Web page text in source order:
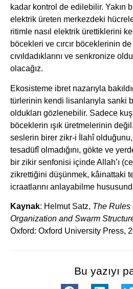
kadar kontrol de edilebilir. Yakın
elektrik üreten merkezdeki
ritimle nasıl elektrik ürettiklerini
böcekleri ve cırcır böceklerinin
cıvıldadıklarını ve senkronize
olacağız.
Ekosisteme ibret nazarıyla
türlerinin kendi lisanlarıyla sanki
oldukları gözlenebilir. Sadece
böceklerin ışık üretmelerinin
seslerin birer zikr-i İlahî
tesadüfî olmadığını, gökte ve
bir zikir senfonisi içinde Allah’ı
zikrettiğini düşünmek, kâinattaki
icraatlarını anlayabilme
Kaynak: Helmut Satz, The Rules
Organization and Swarm
Oxford: Oxford University Press,
Bu yazıyı